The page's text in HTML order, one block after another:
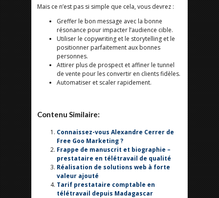
Mais ce n’est pas si simple que cela, vous devrez :
Greffer le bon message avec la bonne
résonance pour impacter l’audience cible.
Utiliser le copywriting et le storytelling et le
positionner parfaitement aux bonnes
personnes.
Attirer plus de prospect et affiner le tunnel
de vente pour les convertir en clients fidèles.
Automatiser et scaler rapidement.
Contenu Similaire:
Connaissez-vous Alexandre Cerrer de
Free Goo Marketing ?
Frappe de manuscrit et biographie –
prestataire en télétravail de qualité
Réalisation de solutions web à forte
valeur ajouté
Tarif prestataire comptable en
télétravail depuis Madagascar